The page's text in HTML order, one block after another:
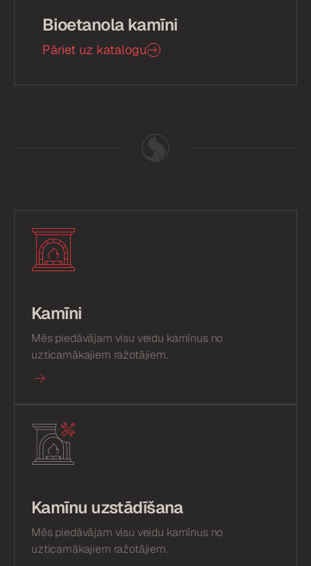
Bioetanola kamīni
Pāriet uz katalogu
Kamīni
Mēs piedāvājam visu veidu kamīnus no
uzticamākajiem ražotājiem.
Kamīnu uzstādīšana
Mēs piedāvājam visu veidu kamīnus no
uzticamākajiem ražotājiem.